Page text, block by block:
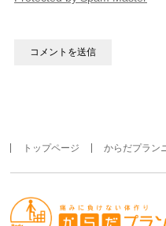
トップページ からだプラン